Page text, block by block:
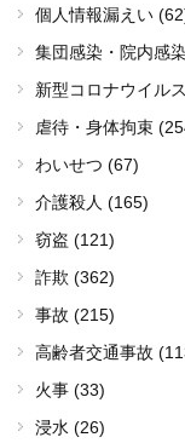
個人情報漏えい
集団感染・院内感染
新型コロナウイルス
虐待・身体拘束
わいせつ (67)
介護殺人 (165)
窃盗 (121)
詐欺 (362)
事故 (215)
高齢者交通事故
火事 (33)
浸水 (26)